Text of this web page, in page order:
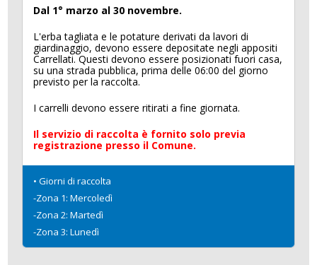
Dal 1° marzo al 30 novembre.
L'erba tagliata e le potature derivati da lavori di
giardinaggio, devono essere depositate negli appositi
Carrellati. Questi devono essere posizionati fuori casa,
su una strada pubblica, prima delle 06:00 del giorno
previsto per la raccolta.
I carrelli devono essere ritirati a fine giornata.
Il servizio di raccolta è fornito solo previa
registrazione presso il Comune.
• Giorni di raccolta
-Zona 1: Mercoledì
-Zona 2: Martedì
-Zona 3: Lunedì